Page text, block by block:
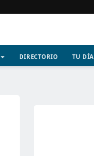
DIRECTORIO TU DÍA